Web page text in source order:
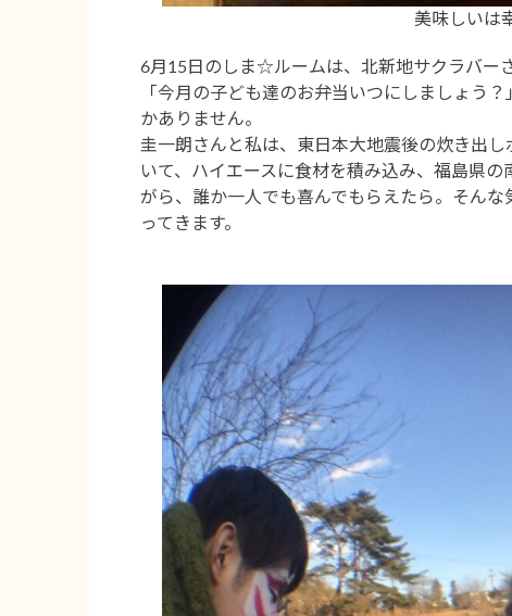
美味しいは
6月15日のしま☆ルームは、北新地サクラバー
「今月の子ども達のお弁当いつにしましょう
かありません。
圭一朗さんと私は、東日本大地震後の炊き出
いて、ハイエースに食材を積み込み、福島県
がら、誰か一人でも喜んでもらえたら。そん
ってきます。